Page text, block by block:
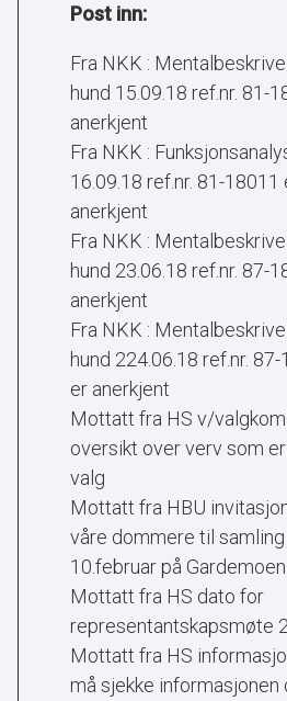
Post inn:
Fra NKK :
hund 15.09.18 ref.nr. 81-
anerkjent
Fra NKK :
16.09.18 ref.nr. 81-18011
anerkjent
Fra NKK :
hund 23.06.18 ref.nr. 87-
anerkjent
Fra NKK :
hund 224.06.18 ref.nr. 87-
er anerkjent
Mottatt fra HS v/
oversikt over verv som
valg
Mottatt fra HBU
våre dommere til samling
10.februar på Gardemoen
Mottatt fra HS dato for
representantskapsmøte
Mottatt fra HS
må sjekke informasjonen